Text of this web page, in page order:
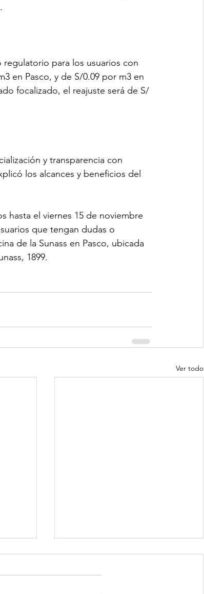
para los usuarios con
en Pasco, y de S/0.09 por m3 en
focalizado, el reajuste será de S/
y transparencia con
los alcances y beneficios del
hasta el viernes 15 de noviembre
que tengan dudas o
de la Sunass en Pasco, ubicada
1899.
Ver todo